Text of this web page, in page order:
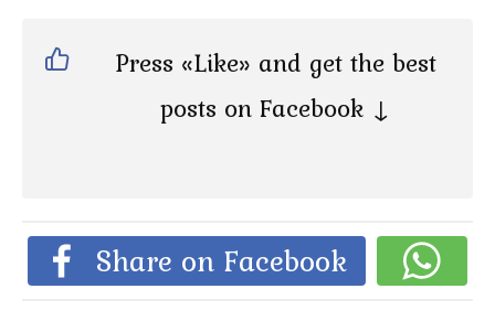
Press «Like» and get the best
posts on Facebook ↓
Share on Facebook